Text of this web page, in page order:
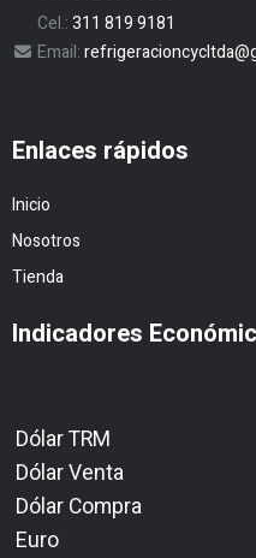
Cel.:311 819 9181
Email:
Enlaces rápidos
Inicio
Nosotros
Tienda
Indicadores
Dólar TRM
Dólar Venta
Dólar Compra
Euro